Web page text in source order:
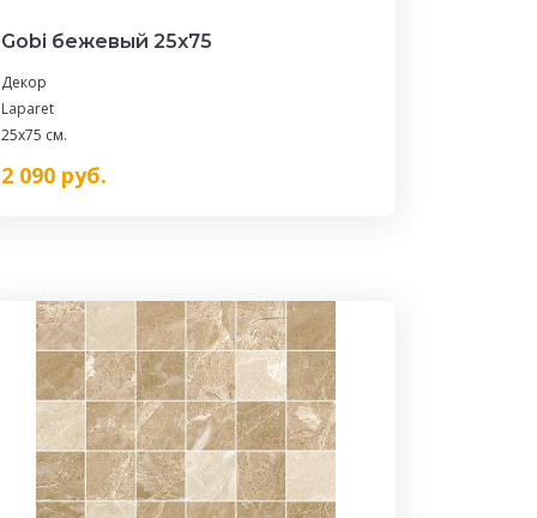
Gobi бежевый 25х75
Декор
Laparet
25x75 см.
2 090руб.